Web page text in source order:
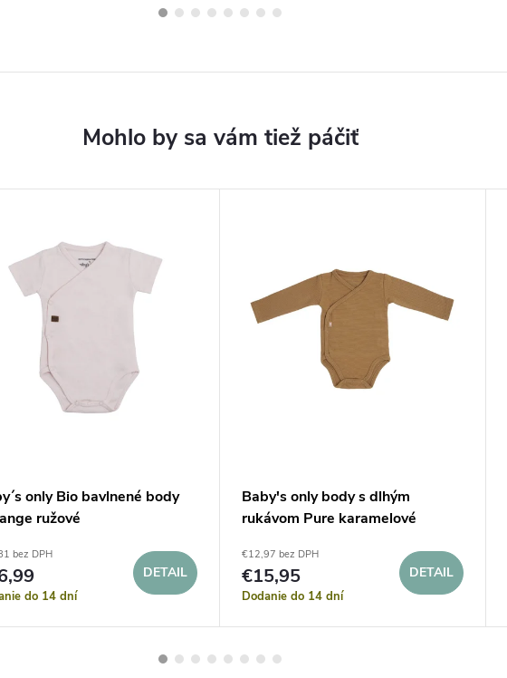
only Bio bavlnené body
ružové
bez DPH
do 14 dní
DETAIL
Baby's only body s dlhým
rukávom Pure karamelové
€12,97 bez DPH
€15,95
Dodanie do 14 dní
DETAIL